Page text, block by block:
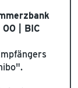
00 | BIC